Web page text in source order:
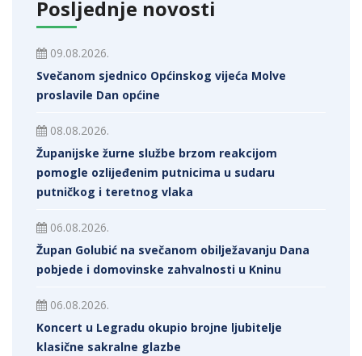
Posljednje novosti
09.08.2026.
Svečanom sjednico Općinskog vijeća Molve
proslavile Dan općine
08.08.2026.
Županijske žurne službe brzom reakcijom
pomogle ozlijeđenim putnicima u sudaru
putničkog i teretnog vlaka
06.08.2026.
Župan Golubić na svečanom obilježavanju Dana
pobjede i domovinske zahvalnosti u Kninu
06.08.2026.
Koncert u Legradu okupio brojne ljubitelje
klasične sakralne glazbe